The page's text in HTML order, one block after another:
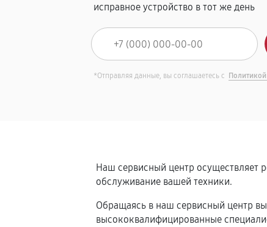
исправное устройство в тот же день
*Отправляя данные, вы соглашаетесь с
Наш сервисный центр осуществляет
обслуживание вашей техники.
Обращаясь в наш сервисный центр
высококвалифицированные